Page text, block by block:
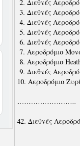
2. Διεθνές
3. Διεθνές
4. Διεθνές
5. Διεθνές
6. Διεθνές
7. Αεροδρόμιο
8. Αεροδρόμιο
9. Διεθνές
10. Αεροδρόμιο
……………………..
42. Διεθνές